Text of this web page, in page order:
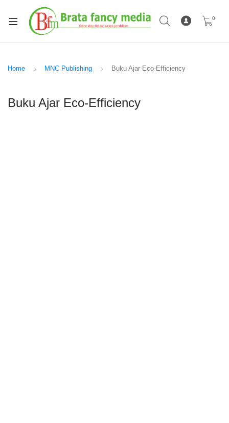
0
Home MNC Publishing Buku Ajar Eco-Efficiency
Buku Ajar Eco-Efficiency